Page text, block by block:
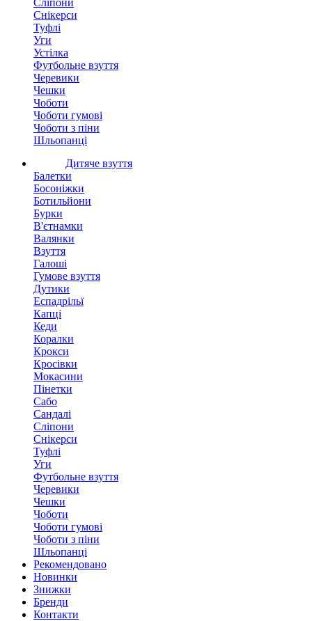
Сліпони
Снікерси
Туфлі
Уги
Устілка
Футбольне взуття
Черевики
Чешки
Чоботи
Чоботи гумові
Чоботи з піни
Шльопанці
Дитяче взуття
Балетки
Босоніжки
Ботильйони
Бурки
В'єтнамки
Валянки
Взуття
Галоші
Гумове взуття
Дутики
Еспадрільї
Капці
Кеди
Коралки
Крокси
Кросівки
Мокасини
Пінетки
Сабо
Сандалі
Сліпони
Снікерси
Туфлі
Уги
Футбольне взуття
Черевики
Чешки
Чоботи
Чоботи гумові
Чоботи з піни
Шльопанці
Рекомендовано
Новинки
Знижки
Бренди
Контакти